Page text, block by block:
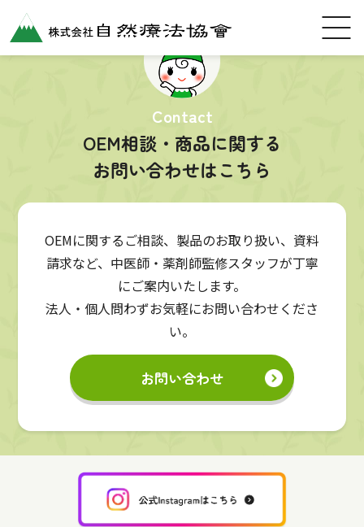
Contact
OEM相談・商品に関する
お問い合わせはこちら
OEMに関するご相談、製品のお取り扱い、資料
請求など、中医師・薬剤師監修スタッフが丁寧
にご案内いたします。
法人・個人問わずお気軽にお問い合わせくださ
い。
お問い合わせ